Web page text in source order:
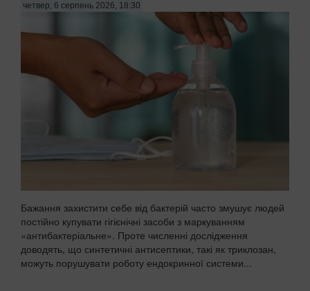
четвер, 6 серпень 2026, 18:30
Бажання захистити себе від бактерій часто змушує людей
постійно купувати гігієнічні засоби з маркуванням
«антибактеріальне». Проте численні дослідження
доводять, що синтетичні антисептики, такі як триклозан,
можуть порушувати роботу ендокринної системи...